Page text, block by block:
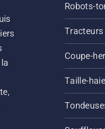
Robots-
Tracteurs
Coupe-
Taille-